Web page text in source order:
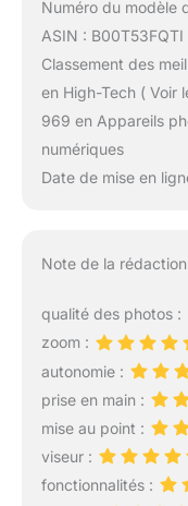
Numéro du modèle
ASIN : B00T53FQTI
Classement des
en High-Tech ( Voir
969 en Appareils
numériques
Date de mise en
Note de la
qualité des photos :
zoom :
autonomie :
prise en main :
mise au point :
viseur :
fonctionnalités :